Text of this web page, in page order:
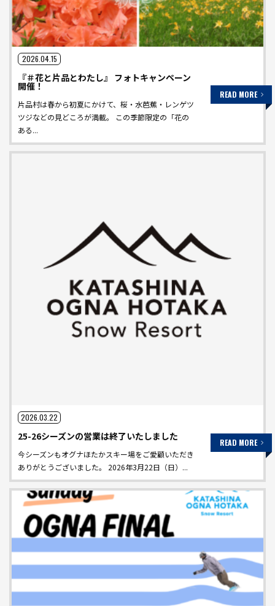
2026.04.15
『＃花と片品とわたし』 フォトキャンペーン
開催！
片品村は春から初夏にかけて、桜・水芭蕉・レンゲツ
ツジなどの見どころが満載。 この季節限定の「花の
ある...
READ MORE
2026.03.22
25-26シーズンの営業は終了いたしました
今シーズンもオグナほたかスキー場をご愛顧いただき
ありがとうございました。 2026年3月22日（日）...
READ MORE